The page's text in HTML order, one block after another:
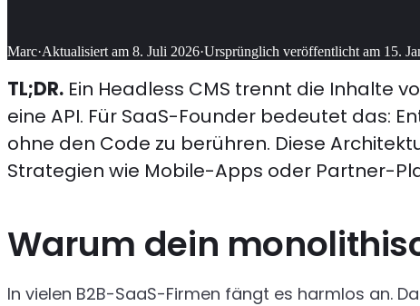
Marc·Aktualisiert am 8. Juli 2026·Ursprünglich veröffentlicht am 15.
TL;DR. Ein Headless CMS trennt die Inhalte
eine API. Für SaaS-Founder bedeutet das:
ohne den Code zu berühren. Diese
Strategien wie Mobile-Apps oder Partner-
Warum dein
In vielen B2B-SaaS-Firmen fängt es harmlos an.